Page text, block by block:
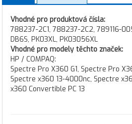
Vhodné pro produktová čísla:
788237-2C1, 788237-2C2, 789116-
DB6S, PK03XL, PK03056XL
Vhodné pro modely těchto značek:
HP / COMPAQ:
Spectre Pro X360 G1, Spectre Pro
Spectre x360 13-4000nc, Spectre
x360 Convertible PC 13